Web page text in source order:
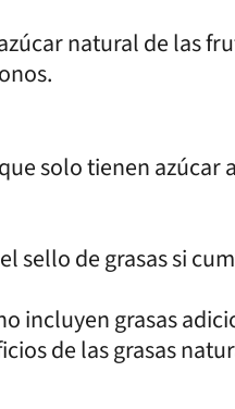
natural de las
solo tienen azúcar
sello de grasas si
incluyen grasas
de las grasas